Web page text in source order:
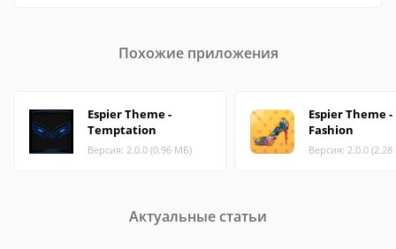
Похожие приложения
Espier Theme -
Temptation
Версия: 2.0.0 (0.96 МБ)
Espier Theme -
Fashion
Версия: 2.0.0
Актуальные статьи